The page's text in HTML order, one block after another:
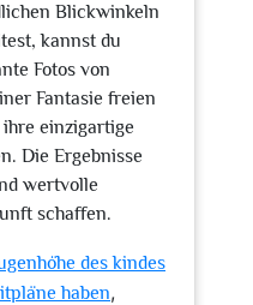
Blickwinkeln
kannst du
Fotos von
Fantasie freien
einzigartige
Die Ergebnisse
wertvolle
schaffen.
des kindes
haben,